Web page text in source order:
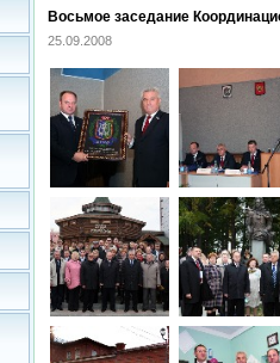
Восьмое заседание
25.09.2008